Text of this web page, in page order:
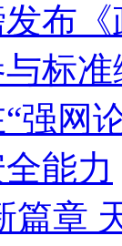
布
标
强网
能力
篇章